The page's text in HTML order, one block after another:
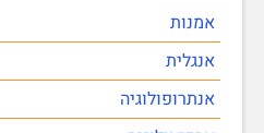
אמנות
אנגלית
אנתרופולוגיה